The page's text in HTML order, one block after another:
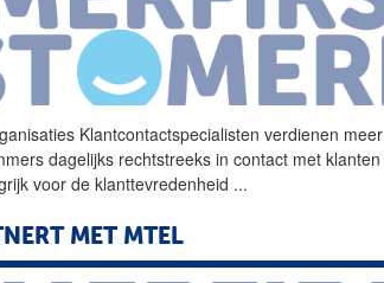
Klantcontactspecialisten verdienen meer
dagelijks rechtstreeks in contact met klanten
voor de klanttevredenheid ...
MET MTEL